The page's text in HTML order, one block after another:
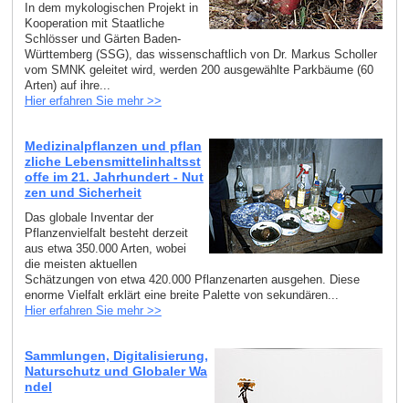
In dem mykologischen Projekt in
Kooperation mit Staatliche
Schlösser und Gärten Baden-
Württemberg (SSG), das wissenschaftlich von Dr. Markus Scholler
vom SMNK geleitet wird, werden 200 ausgewählte Parkbäume (60
Arten) auf ihre...
Hier erfahren Sie mehr >>
Medizinalpflanzen und pflan
zliche Lebensmittelinhaltsst
offe im 21. Jahrhundert - Nut
zen und Sicherheit
Das globale Inventar der
Pflanzenvielfalt besteht derzeit
aus etwa 350.000 Arten, wobei
die meisten aktuellen
Schätzungen von etwa 420.000 Pflanzenarten ausgehen. Diese
enorme Vielfalt erklärt eine breite Palette von sekundären...
Hier erfahren Sie mehr >>
Sammlungen, Digitalisierung,
Naturschutz und Globaler Wa
ndel